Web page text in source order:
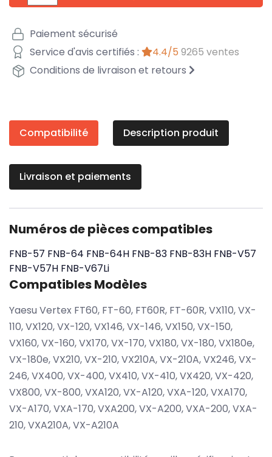
Paiement sécurisé
Service d'avis certifiés :
4.4/5 9265 ventes
Conditions de livraison et retours
Compatibilité Description produit
Livraison et paiements
Numéros de pièces compatibles
FNB-57 FNB-64 FNB-64H FNB-83 FNB-83H FNB-V57
FNB-V57H FNB-V67Li
Compatibles Modèles
Yaesu Vertex FT60, FT-60, FT60R, FT-60R, VX110, VX-
110, VX120, VX-120, VX146, VX-146, VX150, VX-150,
VX160, VX-160, VX170, VX-170, VX180, VX-180, VX180e,
VX-180e, VX210, VX-210, VX210A, VX-210A, VX246, VX-
246, VX400, VX-400, VX410, VX-410, VX420, VX-420,
VX800, VX-800, VXA120, VX-A120, VXA-120, VXA170,
VX-A170, VXA-170, VXA200, VX-A200, VXA-200, VXA-
210, VXA210A, VX-A210A